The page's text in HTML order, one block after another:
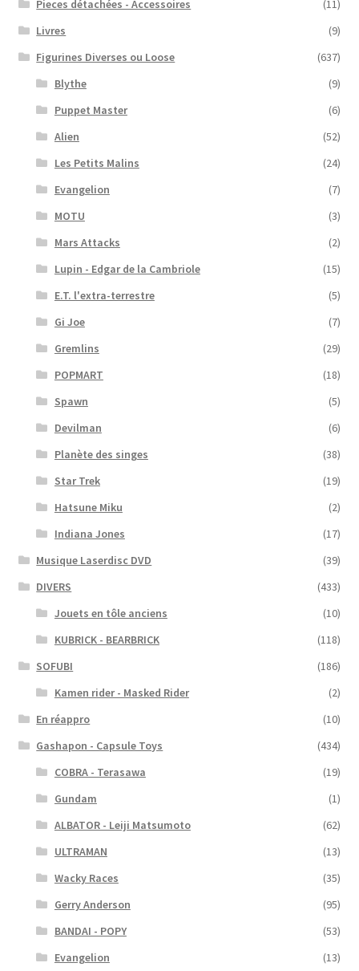
Pieces détachées - Accessoires
(11)
Livres
(9)
Figurines Diverses ou Loose
(637)
Blythe
(9)
Puppet Master
(6)
Alien
(52)
Les Petits Malins
(24)
Evangelion
(7)
MOTU
(3)
Mars Attacks
(2)
Lupin - Edgar de la Cambriole
(15)
E.T. l'extra-terrestre
(5)
Gi Joe
(7)
Gremlins
(29)
POPMART
(18)
Spawn
(5)
Devilman
(6)
Planète des singes
(38)
Star Trek
(19)
Hatsune Miku
(2)
Indiana Jones
(17)
Musique Laserdisc DVD
(39)
DIVERS
(433)
Jouets en tôle anciens
(10)
KUBRICK - BEARBRICK
(118)
SOFUBI
(186)
Kamen rider - Masked Rider
(2)
En réappro
(10)
Gashapon - Capsule Toys
(434)
COBRA - Terasawa
(19)
Gundam
(1)
ALBATOR - Leiji Matsumoto
(62)
ULTRAMAN
(13)
Wacky Races
(35)
Gerry Anderson
(95)
BANDAI - POPY
(53)
Evangelion
(13)